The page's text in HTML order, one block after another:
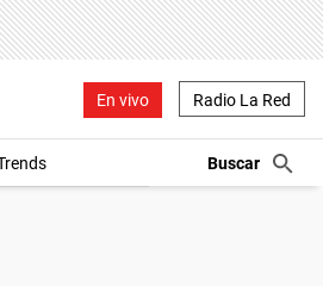
En vivo Radio La Red